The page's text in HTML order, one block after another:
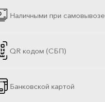
Наличными при самовывозе
QR кодом (СБП)
Банковской картой